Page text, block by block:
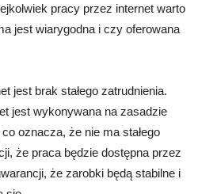
pracy przez internet warto
jest wiarygodna i czy oferowana
jest brak stałego zatrudnienia.
jest wykonywana na zasadzie
oznacza, że nie ma stałego
że praca będzie dostępna przez
że zarobki będą stabilne i